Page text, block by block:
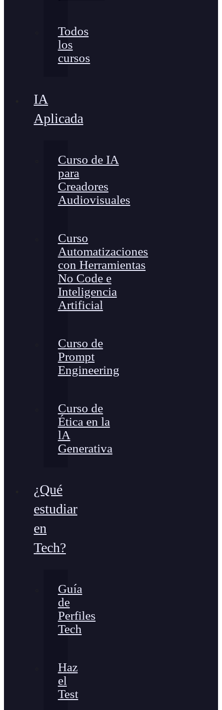
Todos
los
cursos
IA
Aplicada
Curso de IA
para
Creadores
Audiovisuales
Curso
Automatizaciones
con Herramientas
No Code e
Inteligencia
Artificial
Curso de
Prompt
Engineering
Curso de
Ética en la
lA
Generativa
¿Qué
estudiar
en
Tech?
Guía
de
Perfiles
Tech
Haz
el
Test